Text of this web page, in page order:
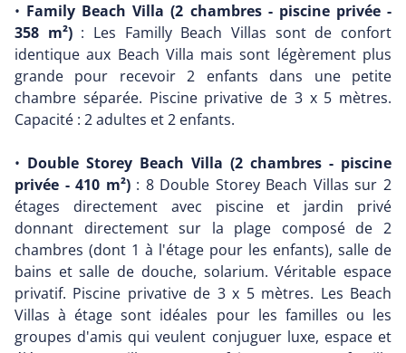
• Family Beach Villa (2 chambres - piscine privée -
358 m²): Les Familly Beach Villas sont de confort
identique aux Beach Villa mais sont légèrement plus
grande pour recevoir 2 enfants dans une petite
chambre séparée. Piscine privative de 3 x 5 mètres.
Capacité : 2 adultes et 2 enfants.
• Double Storey Beach Villa (2 chambres - piscine
privée - 410 m²): 8 Double Storey Beach Villas sur 2
étages directement avec piscine et jardin privé
donnant directement sur la plage composé de 2
chambres (dont 1 à l'étage pour les enfants), salle de
bains et salle de douche, solarium. Véritable espace
privatif. Piscine privative de 3 x 5 mètres. Les Beach
Villas à étage sont idéales pour les familles ou les
groupes d'amis qui veulent conjuguer luxe, espace et